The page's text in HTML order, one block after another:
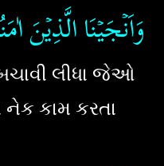
وَاَنۡجَيۡنَا الَّذِيۡنَ
લીધા જેઓ
કામ કરતા